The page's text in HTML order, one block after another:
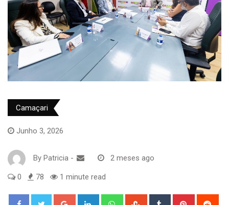
Camaçari
Junho 3, 2026
By Patricia - 2 meses ago
0 78 1 minute read
Google+ LinkedIn WhatsappStumbleUpon
Tumblr Pinterest